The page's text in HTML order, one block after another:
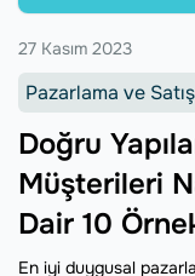
Doğru
Müşterileri
Dair 10
27 Kasım 2023
Pazarlama ve Satış
En iyi duygusal